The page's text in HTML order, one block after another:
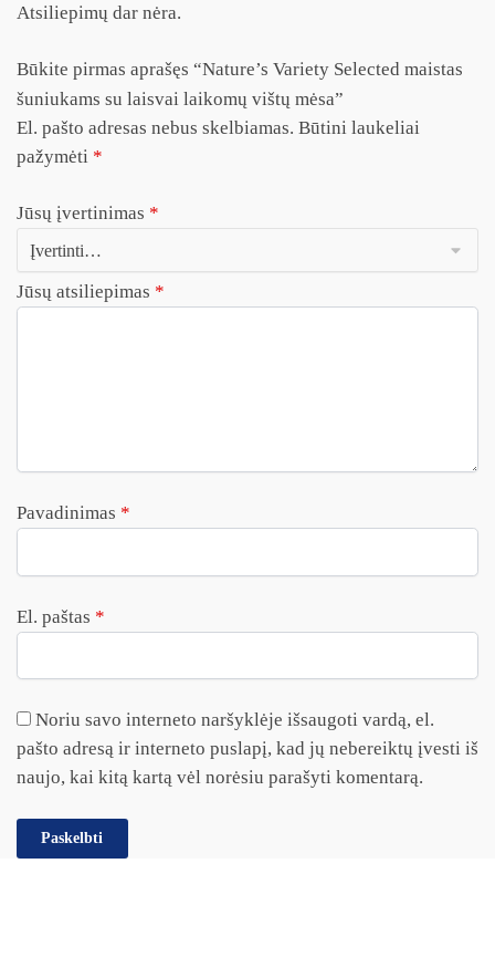
Atsiliepimų dar nėra.
Būkite pirmas aprašęs “Nature’s Variety Selected maistas
šuniukams su laisvai laikomų vištų mėsa”
El. pašto adresas nebus skelbiamas. Būtini laukeliai
pažymėti *
Jūsų įvertinimas *
Jūsų atsiliepimas *
Pavadinimas *
El. paštas *
Noriu savo interneto naršyklėje išsaugoti vardą, el.
pašto adresą ir interneto puslapį, kad jų nebereiktų įvesti iš
naujo, kai kitą kartą vėl norėsiu parašyti komentarą.